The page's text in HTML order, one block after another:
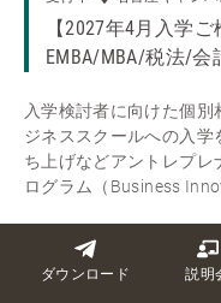
ダウンロード 説明
【2027年4月入学ご
EMBA/MBA/税法/
入学検討者に向けた個
ジネススクールへの入学
ち上げなどアントレプ
ログラム（Business